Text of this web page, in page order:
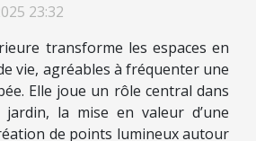
23:32
transforme les espaces en
vie, agréables à fréquenter une
Elle joue un rôle central dans
jardin, la mise en valeur d’une
de points lumineux autour